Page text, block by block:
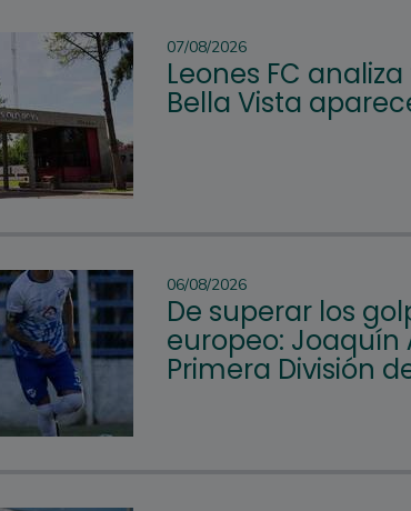
07/08/2026
Leones FC
Bella Vista
06/08/2026
De superar los
europeo: Joaquín
Primera División